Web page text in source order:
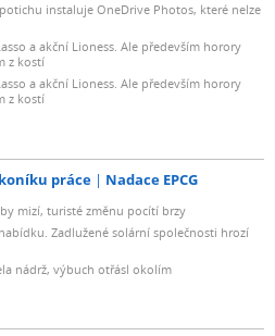
instaluje OneDrive Photos, které nelze
a akční Lioness. Ale především horory
z kostí
a akční Lioness. Ale především horory
z kostí
práce Nadace EPCG
mizí, turisté změnu pocítí brzy
Zadlužené solární společnosti hrozí
nádrž, výbuch otřásl okolím